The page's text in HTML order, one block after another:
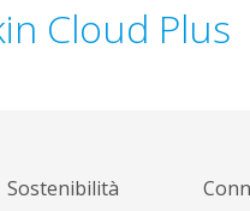
Cloud Plus
Sostenibilità